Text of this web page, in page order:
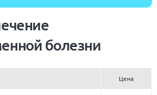
болезни
Цена